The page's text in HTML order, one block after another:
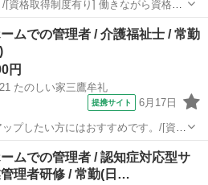
資格取得制度有り] 働きながら資格取
者研修・介護福祉士)/20代・30代が
ムでの管理者 / 介護福祉士 / 常勤
円
たのしい家三鷹牟礼
提携サイト 6月17日
プしたい方にはおすすめです。/[資格
得が目指せる！(初任者研修・実務者
人数５０人以下 【施設名】 株
ムでの管理者 / 認知症対応型サ
理者研修 / 常勤(日…